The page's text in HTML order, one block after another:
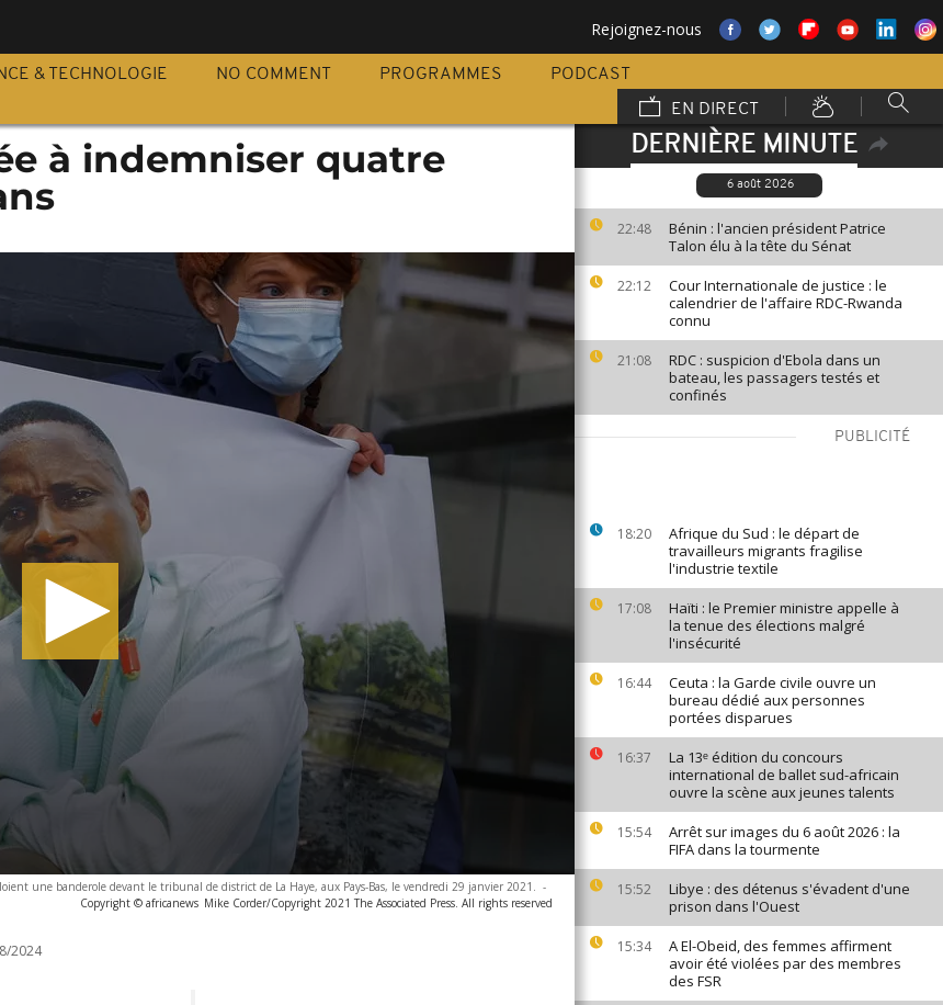
Rejoignez-nous
& TECHNOLOGIE NO COMMENT PROGRAMMES
PODCAST
EN DIRECT
DERNIÈRE MINUTE
6 août 2026
22:48
Bénin : l'ancien président Patrice
Talon élu à la tête du Sénat
22:12
Cour Internationale de justice : le
calendrier de l'affaire RDC-Rwanda
connu
21:08
RDC : suspicion d'Ebola dans un
bateau, les passagers testés et
confinés
PUBLICITÉ
18:20
Afrique du Sud : le départ de
travailleurs migrants fragilise
l'industrie textile
17:08
Haïti : le Premier ministre appelle à
la tenue des élections malgré
l'insécurité
16:44
Ceuta : la Garde civile ouvre un
bureau dédié aux personnes
portées disparues
16:37
La 13ᵉ édition du concours
international de ballet sud-africain
ouvre la scène aux jeunes talents
15:54
Arrêt sur images du 6 août 2026 : la
FIFA dans la tourmente
15:52
Libye : des détenus s'évadent d'une
prison dans l'Ouest
15:34
A El-Obeid, des femmes affirment
avoir été violées par des membres
des FSR
à indemniser quatre
une banderole devant le tribunal de district de La Haye, aux Pays-Bas, le vendredi 29 janvier 2021. -
Copyright © africanews Mike Corder/Copyright 2021 The Associated Press. All rights reserved
2024